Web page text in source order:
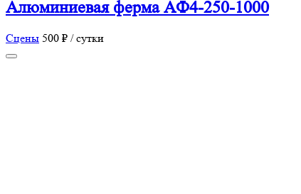
Алюминиевая ферма AФ4-250-1000
Сцены 500 ₽ / сутки